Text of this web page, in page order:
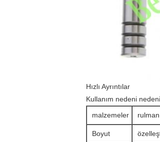
Hızlı Ayrıntılar
Kullanım nedeni
malzemeler
Boyut